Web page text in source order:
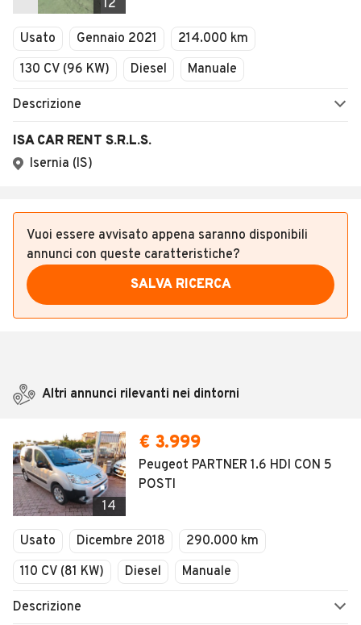
12
Usato Gennaio 2021
214.000 km
130 CV (96 KW)
Diesel Manuale
Descrizione
ISA CAR RENT S.R.L.S.
Isernia (IS)
Vuoi essere avvisato appena saranno disponibili
annunci con queste caratteristiche?
SALVA RICERCA
Altri annunci rilevanti nei dintorni
14
€ 3.999
Peugeot PARTNER 1.6 HDI CON 5
POSTI
Usato Dicembre 2018
290.000 km
110 CV (81 KW)
Diesel Manuale
Descrizione